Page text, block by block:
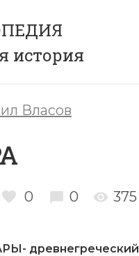
история
Власов
0 0 375
древнегреческий